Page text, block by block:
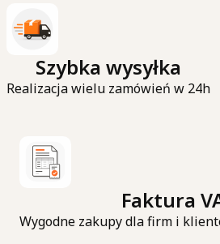
Szybka wysyłka
Realizacja wielu zamówień w 24h
Faktura
Wygodne zakupy dla firm i